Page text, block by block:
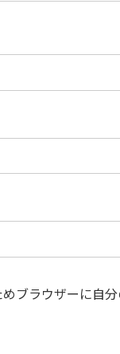
ブラウザーに自